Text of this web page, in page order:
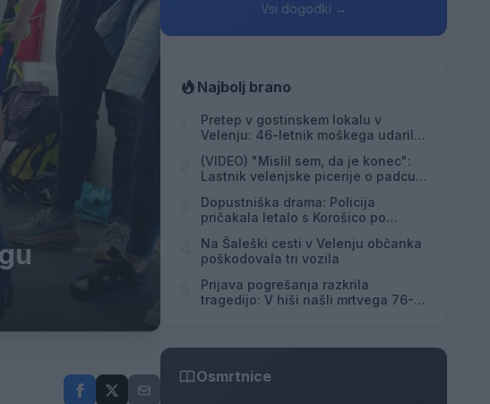
Vsi dogodki →
Najbolj brano
Pretep v gostinskem lokalu v
Velenju: 46-letnik moškega udaril s
(VIDEO) "Mislil sem, da je konec":
Lastnik velenjske picerije o padcu s
Dopustniška drama: Policija
pričakala letalo s Korošico po
Na Šaleški cesti v Velenju občanka
poškodovala tri vozila
Prijava pogrešanja razkrila
tragedijo: V hiši našli mrtvega 76-
Osmrtnice